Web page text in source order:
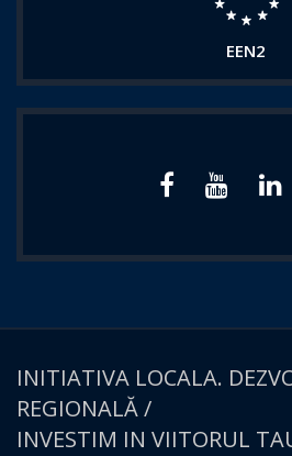
EEN2
INITIATIVA LOCALA.
REGIONALĂ /
INVESTIM IN VIITORUL